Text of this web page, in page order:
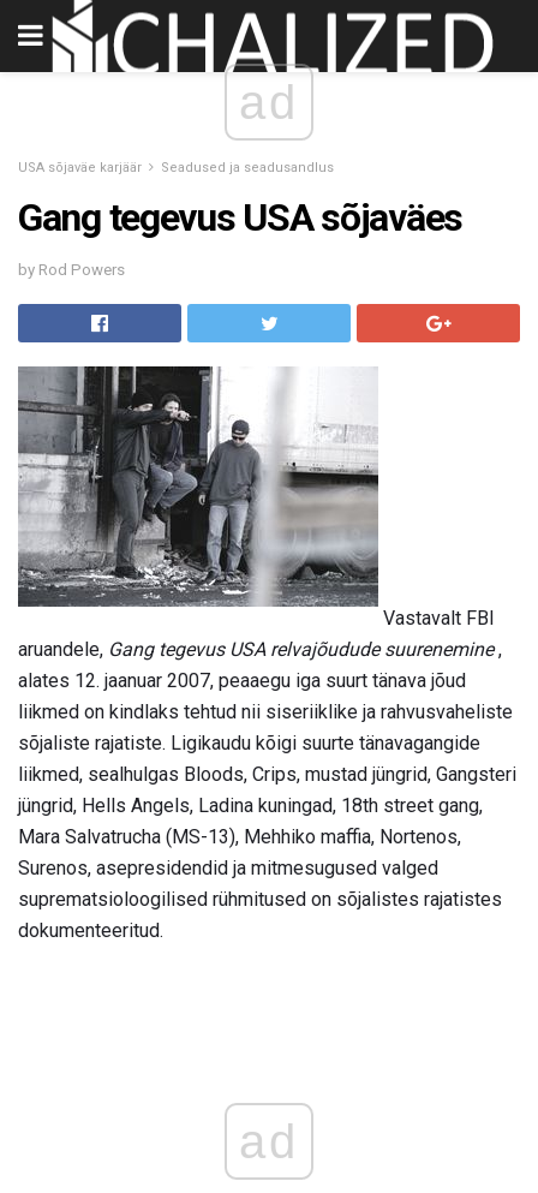
ad
USA sõjaväe karjäär Seadused ja seadusandlus
Gang tegevus USA sõjaväes
by Rod Powers
Vastavalt FBI
aruandele, Gang tegevus USA relvajõudude suurenemine,
alates 12. jaanuar 2007, peaaegu iga suurt tänava jõud
liikmed on kindlaks tehtud nii siseriiklike ja rahvusvaheliste
sõjaliste rajatiste. Ligikaudu kõigi suurte tänavagangide
liikmed, sealhulgas Bloods, Crips, mustad jüngrid, Gangsteri
jüngrid, Hells Angels, Ladina kuningad, 18th street gang,
Mara Salvatrucha (MS-13), Mehhiko maffia, Nortenos,
Surenos, asepresidendid ja mitmesugused valged
suprematsioloogilised rühmitused on sõjalistes rajatistes
dokumenteeritud.
ad